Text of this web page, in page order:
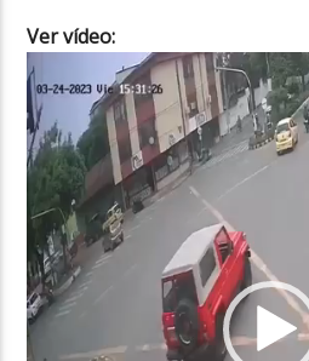
Ver vídeo:
Reproductor
de
vídeo